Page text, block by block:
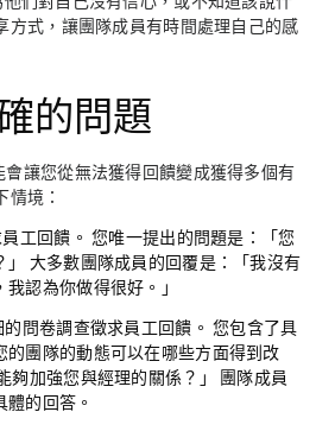
方式，讓團隊成員有時間處理自己的感
的問題
讓您從無法獲得回饋變成獲得多個有
情境：
工回饋。 您唯一提出的問題是：「您
」 大多數團隊成員的回覆是：「我沒有
認為你做得很好。」
的問卷調查徵求員工回饋。 您包含了具
的團隊的動態可以在哪些方面得到改
夠加強您與經理的關係？」 團隊成員
體的回答。